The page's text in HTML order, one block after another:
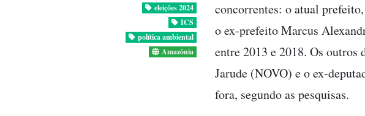
eleições 2024
ICS
política ambiental
Amazônia
concorrentes: o atual
o ex-prefeito Marcus
entre 2013 e 2018. Os outros
Jarude (NOVO) e o ex-
fora, segundo as pesquisas.